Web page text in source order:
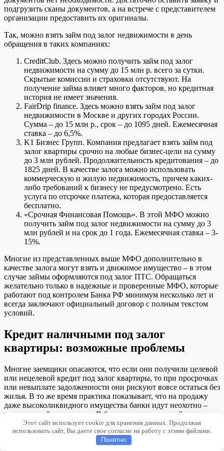
подгрузить сканы документов, а на встрече с представителем
организации предоставить их оригиналы.
Так, можно взять займ под залог недвижимости в день
обращения в таких компаниях:
CreditClub. Здесь можно получить займ под залог
недвижимости на сумму до 15 млн р. всего за сутки.
Скрытые комиссии и страховки отсутствуют. На
получение займа влияет много факторов, но кредитная
история не имеет значения.
FairDrip finance. Здесь можно взять займ под залог
недвижимости в Москве и других городах России.
Сумма – до 15 млн р., срок – до 1095 дней. Ежемесячная
ставка – до 6,5%.
K1 Бизнес Групп. Компания предлагает взять займ под
залог квартиры срочно на любые бизнес-цели на сумму
до 3 млн рублей. Продолжительность кредитования – до
1825 дней. В качестве залога можно использовать
коммерческую и жилую недвижимость, причем каких-
либо требований к бизнесу не предусмотрено. Есть
услуга по отсрочке платежа, которая предоставляется
бесплатно.
«Срочная Финансовая Помощь». В этой МФО можно
получить займ под залог недвижимости на сумму до 3
млн рублей и на срок до 1 года. Ежемесячная ставка – 3-
15%.
Многие из представленных выше МФО дополнительно в
качестве залога могут взять и движимое имущество – в этом
случае займы оформляются под залог ПТС. Обращаться
желательно только в надежные и проверенные МФО, которые
работают под контролем Банка РФ минимум несколько лет и
всегда заключают официальный договор с полным текстом
условий.
Кредит наличными под залог
квартиры: возможные проблемы
Многие заемщики опасаются, что если они получили целевой
или нецелевой кредит под залог квартиры, то при просрочках
или невыплате задолженности они рискуют вовсе остаться без
жилья. В то же время практика показывает, что на продажу
даже высоколиквидного имущества банки идут неохотно –
только в крайних случаях. В большинстве ситуаций для
финансовых организаций выгоднее всего добиться
продолжения выплат от заемщика.
Этот сайт использует cookie для хранения данных. Продолжая
использовать сайт, Вы даете свое согласие на работу с этими файлами.
Понятно